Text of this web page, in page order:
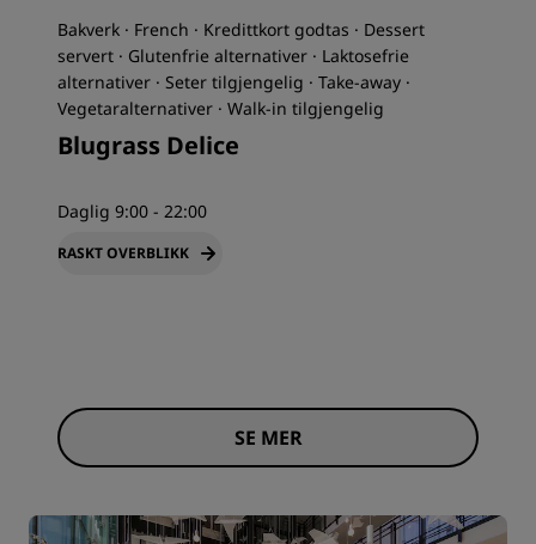
Bakverk · French · Kredittkort godtas · Dessert
servert · Glutenfrie alternativer · Laktosefrie
alternativer · Seter tilgjengelig · Take-away ·
Vegetaralternativer · Walk-in tilgjengelig
Blugrass Delice
Daglig 9:00 - 22:00
RASKT OVERBLIKK
SE MER